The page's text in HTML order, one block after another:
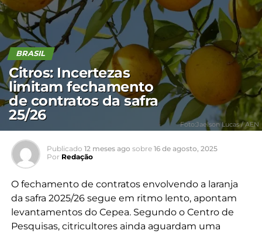
BRASIL
Citros: Incertezas
limitam fechamento
de contratos da safra
25/26
Foto:Jaelson Lucas / AEN
Publicado 12 meses ago sobre 16 de agosto, 2025
Por Redação
O fechamento de contratos envolvendo a laranja
da safra 2025/26 segue em ritmo lento, apontam
levantamentos do Cepea. Segundo o Centro de
Pesquisas, citricultores ainda aguardam uma